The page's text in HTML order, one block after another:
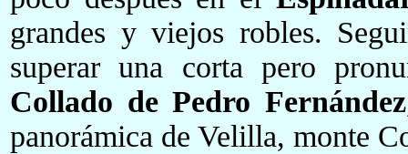
grandes y viejos robles.
superar una corta pero
Collado de Pedro Fernández
panorámica de Velilla, monte